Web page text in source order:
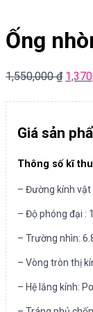
Ống
1,550,000₫
Giá sản
Thông số kĩ
– Đường kính vật
– Độ phóng đại :
– Trường nhìn:
– Vòng tròn thị
– Hệ lăng kính: